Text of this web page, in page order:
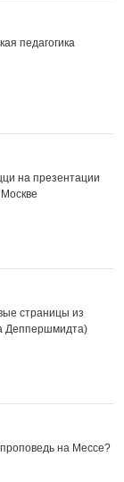
педагогика
на презентации
страницы из
Деппершмидта)
на Мессе?